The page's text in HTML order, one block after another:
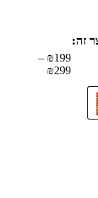
₪199
–
₪299